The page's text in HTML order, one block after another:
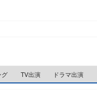
グ TV出演 ドラマ出演